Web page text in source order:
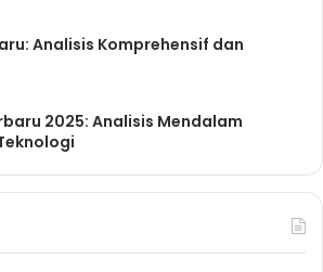
Analisis Komprehensif dan
2025: Analisis Mendalam